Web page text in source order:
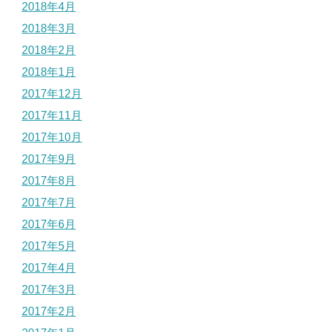
2018年4月
2018年3月
2018年2月
2018年1月
2017年12月
2017年11月
2017年10月
2017年9月
2017年8月
2017年7月
2017年6月
2017年5月
2017年4月
2017年3月
2017年2月